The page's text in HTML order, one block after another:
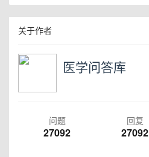
关于作者
医学问答库
问题
27092
回复
27092